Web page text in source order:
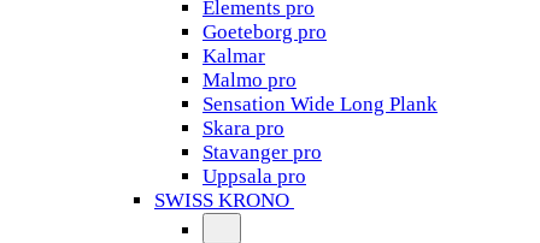
Elements pro
Goeteborg pro
Kalmar
Malmo pro
Sensation Wide Long Plank
Skara pro
Stavanger pro
Uppsala pro
SWISS KRONO